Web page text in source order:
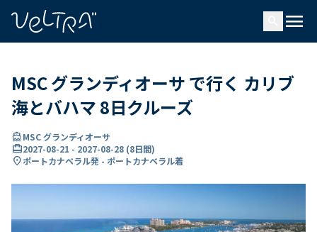
menu
MSC グランディオーサ で行く カリブ
海とバハマ 8日クルーズ
directions_boatMSC グランディオーサ
card_travel2027-08-21 - 2027-08-28 (8日間)
location_onポートカナベラル発 - ポートカナベラル着